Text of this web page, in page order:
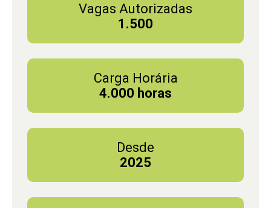
Vagas Autorizadas
1.500
Carga Horária
4.000 horas
Desde
2025